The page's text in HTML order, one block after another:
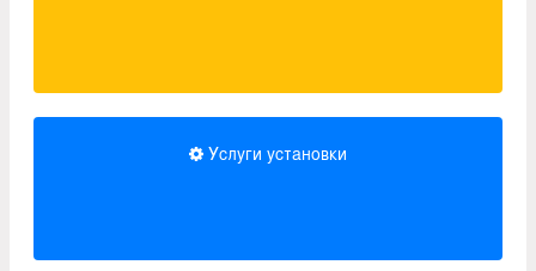
Услуги установки